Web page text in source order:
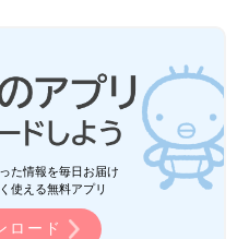
た情報を毎日お届け
使える無料アプリ
ロード